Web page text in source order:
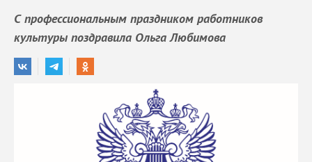
С профессиональным праздником работников
культуры поздравила Ольга Любимова